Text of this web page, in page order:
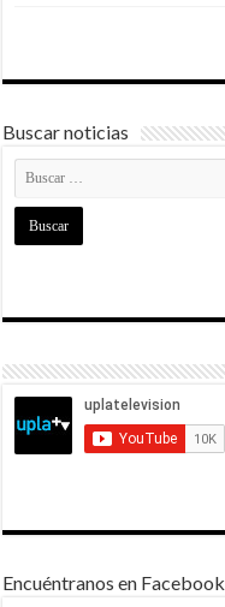
Buscar noticias
Encuéntranos en Facebook